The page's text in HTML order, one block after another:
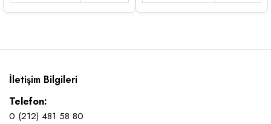
İletişim Bilgileri
Telefon:
0 (212) 481 58 80